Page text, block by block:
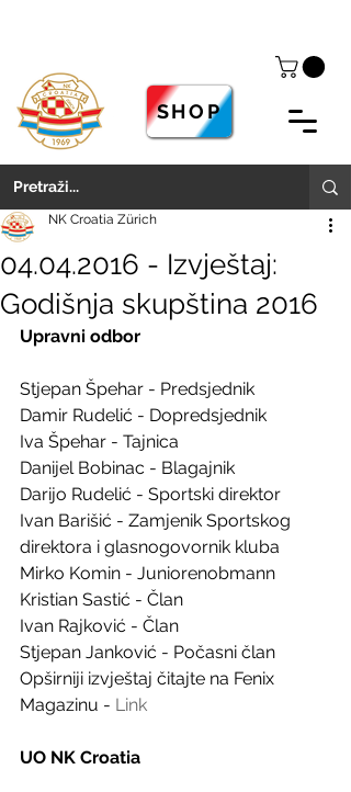
SHOP
04.04.2016 - Izvještaj:
Godišnja skupština 2016
NK Croatia Zürich
Upravni odbor
Stjepan Špehar - Predsjednik
Damir Rudelić - Dopredsjednik
Iva Špehar - Tajnica
Danijel Bobinac - Blagajnik
Darijo Rudelić - Sportski direktor
Ivan Barišić - Zamjenik Sportskog
direktora i glasnogovornik kluba
Mirko Komin - Juniorenobmann
Kristian Sastić - Član
Ivan Rajković - Član
Stjepan Janković - Počasni član
Opširniji izvještaj čitajte na Fenix
Magazinu - Link
UO NK Croatia